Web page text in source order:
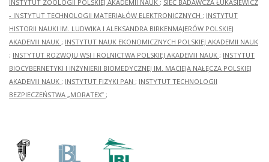
INSTYTUT ZOOLOGII POLSKIEJ AKADEMII NAUK ; SIEĆ BADAWCZA ŁUKASIEWICZ
- INSTYTUT TECHNOLOGII MATERIAŁÓW ELEKTRONICZNYCH ; INSTYTUT
HISTORII NAUKI IM. LUDWIKA I ALEKSANDRA BIRKENMAJERÓW POLSKIEJ
AKADEMII NAUK ; INSTYTUT NAUK EKONOMICZNYCH POLSKIEJ AKADEMII NAUK
; INSTYTUT ROZWOJU WSI I ROLNICTWA POLSKIEJ AKADEMII NAUK ; INSTYTUT
BIOCYBERNETYKI I INŻYNIERII BIOMEDYCZNEJ IM. MACIEJA NAŁĘCZA POLSKIEJ
AKADEMII NAUK ; INSTYTUT FIZYKI PAN ; INSTYTUT TECHNOLOGII
BEZPIECZEŃSTWA „MORATEX” ;